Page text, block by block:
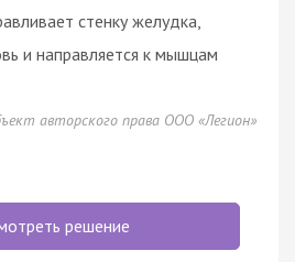
стенку желудка,
и направляется к мышцам
авторского права ООО «Легион»
решение